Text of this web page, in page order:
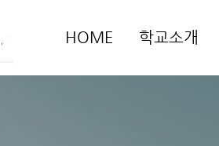
HOME 학교소개